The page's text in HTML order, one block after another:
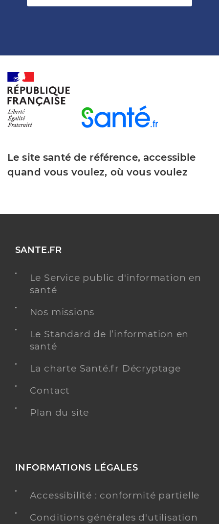
Le site santé de référence, accessible
quand vous voulez, où vous voulez
SANTE.FR
Le Service public d'information en
santé
Nos missions
Le Standard de l’information en
santé
La charte Santé.fr Décryptage
Contact
Plan du site
INFORMATIONS LÉGALES
Accessibilité : conformité partielle
Conditions générales d'utilisation